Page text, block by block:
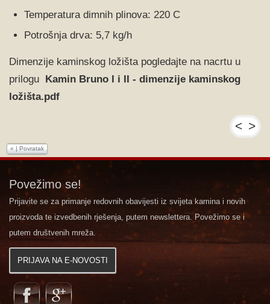
Temperatura dimnih plinova: 220 C
Potrošnja drva: 5,7 kg/h
Dimenzije kaminskog ložišta pogledajte na nacrtu u
prilogu
Kamin Bruno I i II - dimenzije kaminskog
ložišta.pdf
< >
« | Povratak
Povežimo se!
Prijavite se za primanje redovnih obavijesti iz svijeta kamina i novih
proizvoda te izvedbenih rješenja, putem newslettera. Povežimo se i
putem društvenih mreža.
PRIJAVA NA E-NOVOSTI